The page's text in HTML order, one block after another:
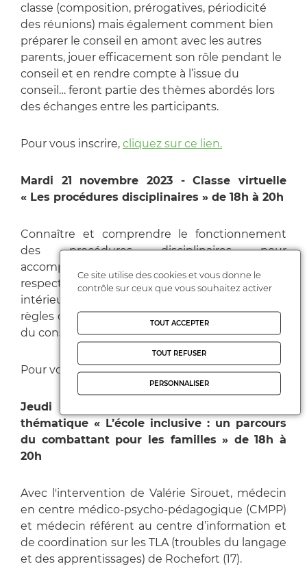
classe (composition, prérogatives, périodicité
des réunions) mais également comment bien
préparer le conseil en amont avec les autres
parents, jouer efficacement son rôle pendant le
conseil et en rendre compte à l’issue du
conseil… feront partie des thèmes abordés lors
des échanges entre les participants.
Pour vous inscrire, cliquez sur ce lien.
Mardi 21 novembre 2023 - Classe virtuelle
« Les procédures disciplinaires » de 18h à 20h
Connaître et comprendre le fonctionnement
des procédures disciplinaires pour
accompagner au mieux les familles et faire
respecter les droits des élèves : règlement
intérieur, punitions et sanctions, respect des
règles du droit, composition et fonctionnement
du conseil de discipline, possibilités de recours.
Pour vous inscrire,cliquer sur ce lien.
Jeudi 23 novembre 2023 - Journée
thématique « L’école inclusive : un parcours
du combattant pour les familles » de 18h à
20h
Avec l'intervention de Valérie Sirouet, médecin
en centre médico-psycho-pédagogique (CMPP)
et médecin référent au centre d’information et
de coordination sur les TLA (troubles du langage
et des apprentissages) de Rochefort (17).
Ce site utilise des cookies et vous donne le
contrôle sur ceux que vous souhaitez activer
TOUT ACCEPTER
TOUT REFUSER
PERSONNALISER